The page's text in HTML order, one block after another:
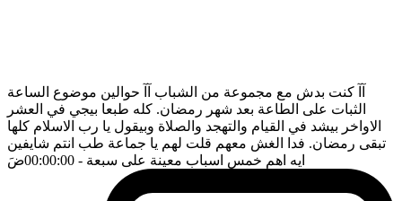
آآ كنت بدش مع مجموعة من الشباب آآ حوالين موضوع الساعة
الثبات على الطاعة بعد شهر رمضان. كله طبعا بيجي في العشر
الاواخر بيشد في القيام والتهجد والصلاة وبيقول يا رب الاسلام كلها
تبقى رمضان. فدا الغش معهم قلت لهم يا جماعة طب انتم شايفين
ايه اهم خمس اسباب معينة على سبعة - 00:00:00 ضَ